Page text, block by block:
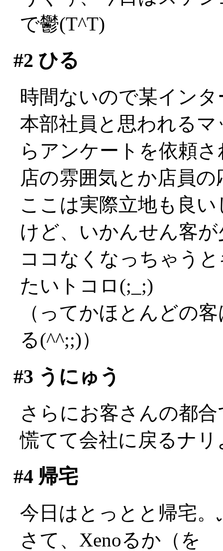
で鬱(T^T)
#2 ひる
時間ないので某イン
本部社員と思われる
らアンケートを依頼
店の雰囲気とか店員
ここは実際立地も良
けど、いかんせん客
ココなくなっちゃう
たいトコロ(;_;)
（ってかほとんどの
る(^^;;)）
#3 うにゅう
さらにお客さんの都
慌てて会社に戻るナリ
#4帰宅
今日はとっとと帰宅
さて、Xenoるか（を